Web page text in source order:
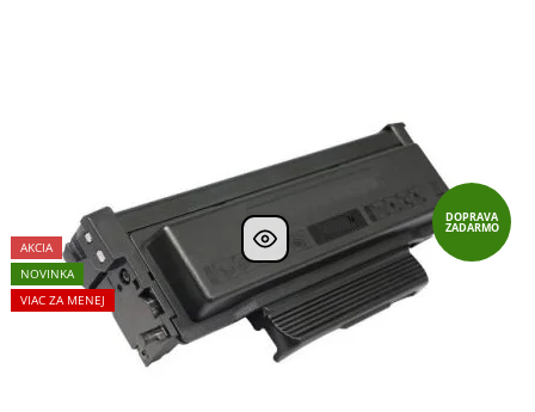
AKCIA
NOVINKA
VIAC ZA MENEJ
DOPRAVA
ZADARMO